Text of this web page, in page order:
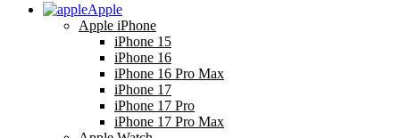
Apple
Apple iPhone
iPhone 15
iPhone 16
iPhone 16 Pro Max
iPhone 17
iPhone 17 Pro
iPhone 17 Pro Max